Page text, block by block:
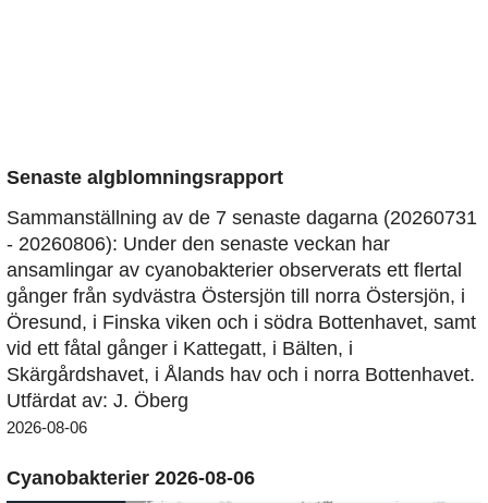
Senaste algblomningsrapport
Sammanställning av de 7 senaste dagarna (20260731
- 20260806): Under den senaste veckan har
ansamlingar av cyanobakterier observerats ett flertal
gånger från sydvästra Östersjön till norra Östersjön, i
Öresund, i Finska viken och i södra Bottenhavet, samt
vid ett fåtal gånger i Kattegatt, i Bälten, i
Skärgårdshavet, i Ålands hav och i norra Bottenhavet.
Utfärdat av: J. Öberg
2026-08-06
Cyanobakterier 2026-08-06